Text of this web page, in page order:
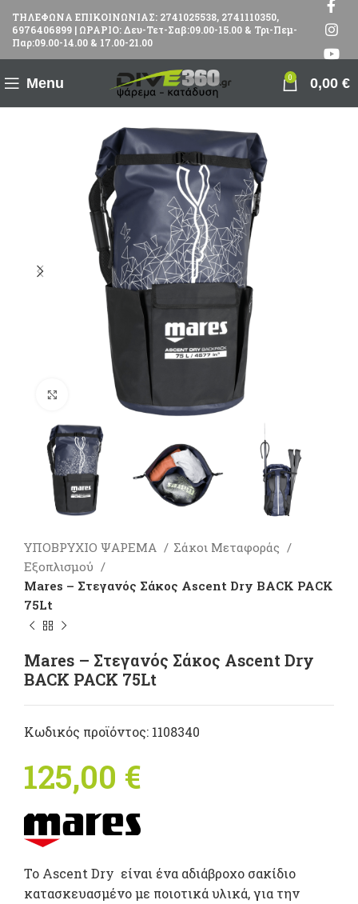
ΤΗΛΕΦΩΝΑ ΕΠΙΚΟΙΝΩΝΙΑΣ: 2741025538, 2741110350,
6976406899 | ΩΡΑΡΙΟ: Δευ-Τετ-Σαβ:09.00-15.00 & Τρι-Πεμ-
Παρ:09.00-14.00 & 17.00-21.00
Menu 0 0,00 €
Πατήστε για μεγέθυνση
ΥΠΟΒΡΥΧΙΟ ΨΑΡΕΜΑ
Σάκοι Μεταφοράς
Εξοπλισμού
Mares – Στεγανός Σάκος Ascent Dry BACK PACK
75Lt
Mares – Στεγανός Σάκος Ascent Dry
BACK PACK 75Lt
Κωδικός προϊόντος: 1108340
125,00 €
Το Ascent Dry είναι ένα αδιάβροχο σακίδιο
κατασκευασμένο με ποιοτικά υλικά, για την